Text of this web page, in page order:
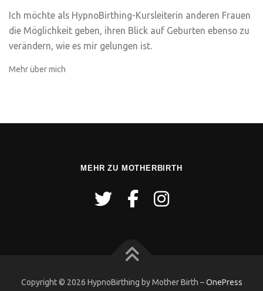
Ich möchte als HypnoBirthing-Kursleiterin anderen Frauen
die Möglichkeit geben, ihren Blick auf Geburten ebenso zu
verändern, wie es mir gelungen ist.
Mehr über mich
MEHR ZU MOTHERBIRTH
Copyright © 2026 HypnoBirthing by Mother Birth –OnePress